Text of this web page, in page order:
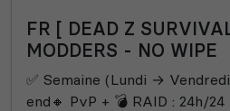
FR [ DEAD Z
MODDERS - NO WIPE
✅ Semaine (Lundi →
end🔸 PvP + 💣 RAID : 24h/